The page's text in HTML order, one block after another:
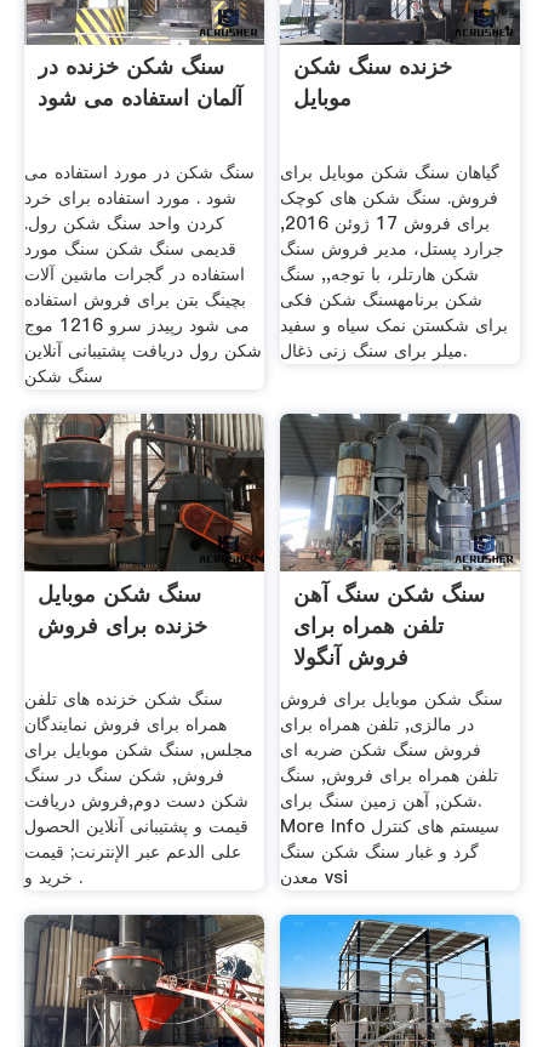
سنگ شکن خزنده در
آلمان استفاده می شود
سنگ شکن در مورد استفاده می
شود . مورد استفاده برای خرد
کردن واحد سنگ شکن رول.
قدیمی سنگ شکن سنگ مورد
استفاده در گجرات ماشین آلات
بچینگ بتن برای فروش استفاده
می شود رپیدز سرو 1216 موج
شکن رول دریافت پشتیبانی آنلاین
سنگ شکن
خزنده سنگ شکن
موبایل
گیاهان سنگ شکن موبایل برای
فروش. سنگ شکن های کوچک
برای فروش 17 ژوئن 2016,
جرارد پستل، مدیر فروش سنگ
شکن هارتلر، با توجه,, سنگ
شکن برنامهسنگ شکن فکی
برای شکستن نمک سیاه و سفید
میلر برای سنگ زنی ذغال.
سنگ شکن موبایل
خزنده برای فروش
سنگ شکن خزنده های تلفن
همراه برای فروش نمایندگان
مجلس, سنگ شکن موبایل برای
فروش, شکن سنگ در سنگ
شکن دست دوم,فروش دریافت
قیمت و پشتیبانی آنلاین الحصول
على الدعم عبر الإنترنت; قیمت
خرید و .
سنگ شکن سنگ آهن
تلفن همراه برای
فروش آنگولا
سنگ شکن موبایل برای فروش
در مالزی, تلفن همراه برای
فروش سنگ شکن ضربه ای
تلفن همراه برای فروش, سنگ
شکن, آهن زمین سنگ برای.
More Info سیستم های کنترل
گرد و غبار سنگ شکن سنگ
معدن vsi